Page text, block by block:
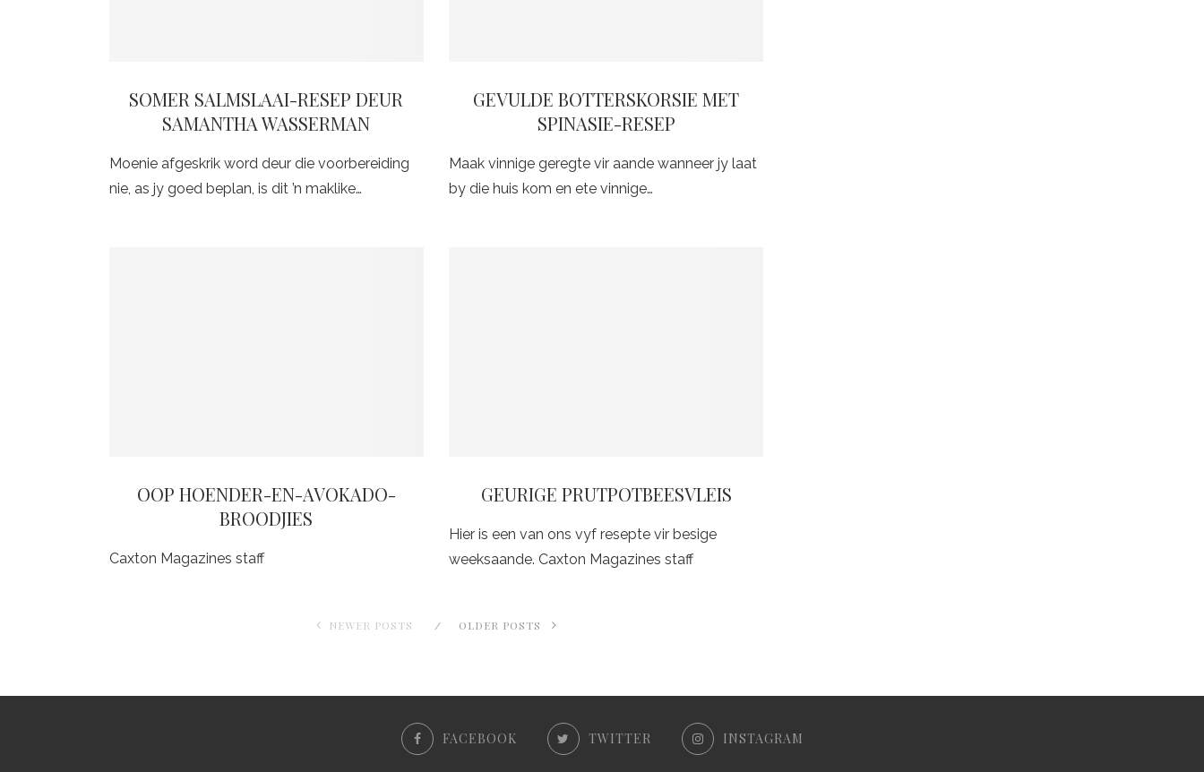
SOMER SALMSLAAI-RESEP DEUR
SAMANTHA WASSERMAN
Moenie afgeskrik word deur die voorbereiding
nie, as jy goed beplan, is dit ’n maklike…
GEVULDE BOTTERSKORSIE MET
SPINASIE-RESEP
Maak vinnige geregte vir aande wanneer jy laat
by die huis kom en ete vinnige…
OOP HOENDER-EN-AVOKADO-
BROODJIES
Caxton Magazines staff
GEURIGE PRUTPOTBEESVLEIS
Hier is een van ons vyf resepte vir besige
weeksaande. Caxton Magazines staff
NEWER POSTS OLDER POSTS
FACEBOOK TWITTER INSTAGRAM